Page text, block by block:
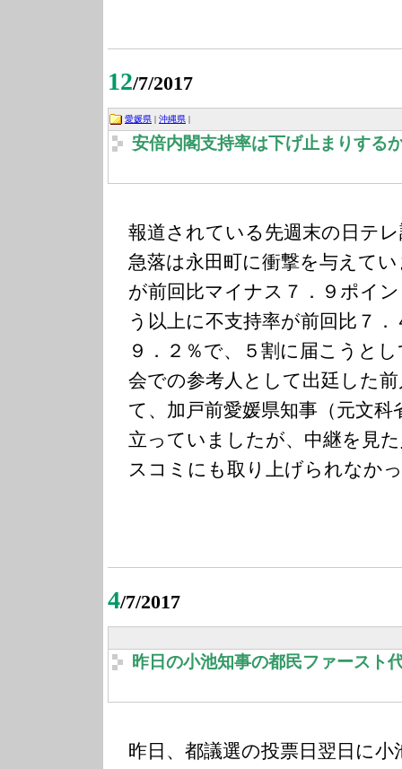
12/7/2017
愛媛県 沖縄県
安倍内閣支持率は下げ止まりする
報道されている先週末の日テ
急落は永田町に衝撃を与えて
が前回比マイナス７．９ポイ
う以上に不支持率が前回比７
９．２％で、５割に届こうと
会での参考人として出廷した
て、加戸前愛媛県知事（元文
立っていましたが、中継を見
スコミにも取り上げられなか
4/7/2017
昨日の小池知事の都民ファースト
昨日、都議選の投票日翌日に